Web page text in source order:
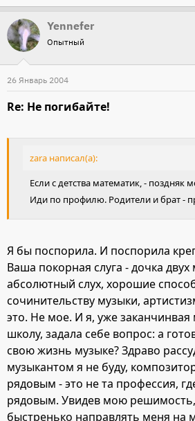
Yennefer
Опытный
26 Январь 2004
Re: Не погибайте!
zara написал(а):
Если с детства математик, - поздняк
Иди по профилю. Родители и брат -
Я бы поспорила. И поспорила
Ваша покорная слуга - дочка
абсолютный слух, хорошие
сочинительству музыки,
это. Не мое. И я, уже
школу, задала себе вопрос: а
свою жизнь музыке? Здраво
музыкантом я не буду,
рядовым - это не та профессия,
рядовым. Увидев мою
быстренько направлять меня на